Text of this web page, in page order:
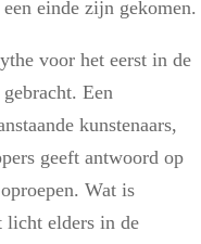
einde zijn gekomen.
voor het eerst in de
Een
kunstenaars,
geeft antwoord op
Wat is
licht elders in de